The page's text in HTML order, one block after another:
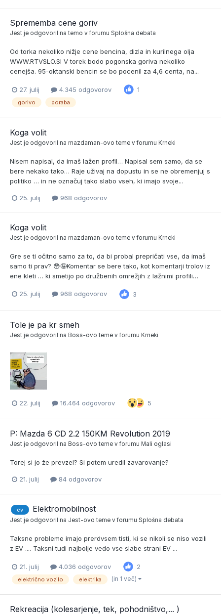
Sprememba cene goriv
Jest je odgovoril na temo v forumu Splošna debata
Od torka nekoliko nižje cene bencina, dizla in kurilnega olja
WWW.RTVSLO.SI V torek bodo pogonska goriva nekoliko
cenejša. 95-oktanski bencin se bo pocenil za 4,6 centa, na...
27. julij 4.345 odgovorov 1
gorivo poraba
Koga volit
Jest je odgovoril na mazdaman-ovo teme v forumu Krneki
Nisem napisal, da imaš lažen profil… Napisal sem samo, da se
bere nekako tako… Raje uživaj na dopustu in se ne obremenjuj s
politiko … in ne označuj tako slabo vseh, ki imajo svoje...
25. julij 968 odgovorov
Koga volit
Jest je odgovoril na mazdaman-ovo teme v forumu Krneki
Gre se ti očitno samo za to, da bi probal prepričati vse, da imaš
samo ti prav? 😳🤪Komentar se bere tako, kot komentarji trolov iz
ene kleti … ki smetijo po družbenih omrežjih z lažnimi profili…
25. julij 968 odgovorov 3
Tole je pa kr smeh
Jest je odgovoril na Boss-ovo teme v forumu Krneki
22. julij 16.464 odgovorov 5
P: Mazda 6 CD 2.2 150KM Revolution 2019
Jest je odgovoril na Boss-ovo teme v forumu Mali oglasi
Torej si jo že prevzel? Si potem uredil zavarovanje?
21. julij 84 odgovorov
ev Elektromobilnost
Jest je odgovoril na Jest-ovo teme v forumu Splošna debata
Taksne probleme imajo prerdvsem tisti, ki se nikoli se niso vozili
z EV .... Taksni tudi najbolje vedo vse slabe strani EV ...
21. julij 4.036 odgovorov 2
električno vozilo elektrika (in 1 več)
Rekreacija (kolesarjenje, tek, pohodništvo,... )